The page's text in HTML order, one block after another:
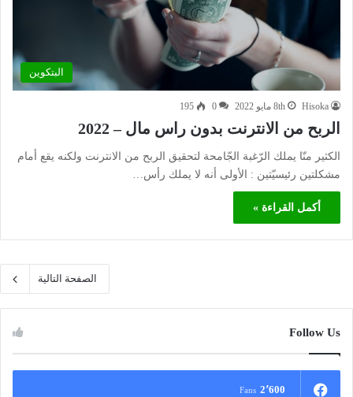
البتكوين
Hisoka 8th مايو 2022 0
195
الربح من الانترنت بدون راس مال – 2022
الكثير منّا يملك الرّغبة الجّامحة لتحقيق الربح من الانترنت ولكنه يقع أمام
مشكلتين رئيسيّتين : الأولى أنه لا يملك رأس…
أكمل القراءة »
الصفحة التالية
Follow Us
2٬600 Fans